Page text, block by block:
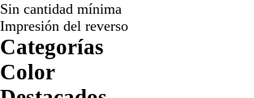
Sin cantidad mínima
Impresión del reverso
Categorías
Color
B
M